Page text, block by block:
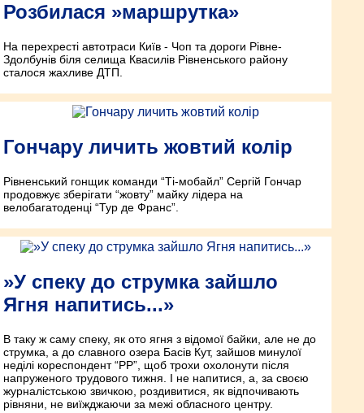
Розбилася »маршрутка»
На перехресті автотраси Київ - Чоп та дороги Рівне-
Здолбунів біля селища Квасилів Рівненського району
сталося жахливе ДТП.
Гончару личить жовтий колір
Рівненський гонщик команди “Ті-мобайл” Сергій Гончар
продовжує зберігати “жовту” майку лідера на
велобагатоденці “Тур де Франс”.
»У спеку до струмка зайшло
Ягня напитись...»
В таку ж саму спеку, як ото ягня з відомої байки, але не до
струмка, а до славного озера Басів Кут, зайшов минулої
неділі кореспондент “РР”, щоб трохи охолонути після
напруженого трудового тижня. І не напитися, а, за своєю
журналістською звичкою, роздивитися, як відпочивають
рівняни, не виїжджаючи за межі обласного центру.